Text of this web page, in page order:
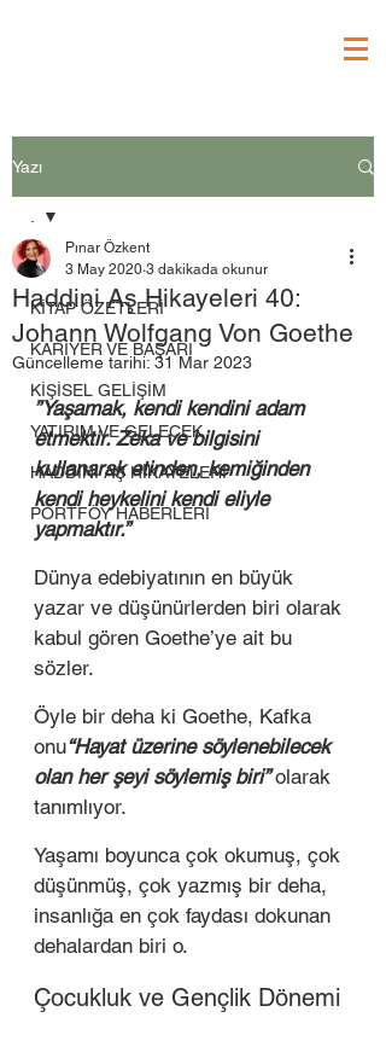
Yazı
.
KİTAP ÖZETLERİ
KARİYER VE BAŞARI
KİŞİSEL GELİŞİM
YATIRIM VE GELECEK
HADDİNİ AŞ HİKAYELERİ
PORTFÖY HABERLERİ
Haddini Aş Hikayeleri 40:
Johann Wolfgang Von Goethe
Pınar Özkent
3 May 2020 3 dakikada okunur
Güncelleme tarihi: 31 Mar 2023
”Yaşamak, kendi kendini adam
etmektir. Zeka ve bilgisini
kullanarak etinden, kemiğinden
kendi heykelini kendi eliyle
yapmaktır.”
Dünya edebiyatının en büyük
yazar ve düşünürlerden biri olarak
kabul gören Goethe’ye ait bu
sözler.
Öyle bir deha ki Goethe, Kafka
onu“Hayat üzerine söylenebilecek
olan her şeyi söylemiş biri” olarak
tanımlıyor.
Yaşamı boyunca çok okumuş, çok
düşünmüş, çok yazmış bir deha,
insanlığa en çok faydası dokunan
dehalardan biri o.
Çocukluk ve Gençlik Dönemi